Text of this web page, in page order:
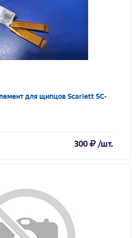
для щипцов Scarlett SC-
300 /шт.